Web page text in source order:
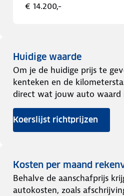
€ 14.200,-
Huidige waarde
Om je de huidige prijs te
kenteken en de
direct wat jouw auto waard
Koerslijst richtprijzen
Kosten per maand
Behalve de aanschafprijs
autokosten, zoals